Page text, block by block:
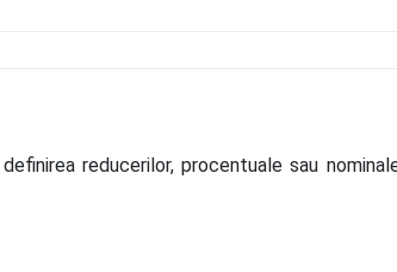
reducerilor, procentuale sau